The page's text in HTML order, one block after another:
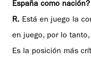
España como nación?
R. Está en juego la
en juego, por lo
Es la posición más